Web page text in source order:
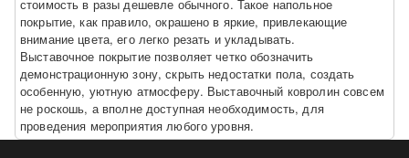
стоимость в разы дешевле обычного. Такое напольное
покрытие, как правило, окрашено в яркие, привлекающие
внимание цвета, его легко резать и укладывать.
Выставочное покрытие позволяет четко обозначить
демонстрационную зону, скрыть недостатки пола, создать
особенную, уютную атмосферу. Выставочный ковролин совсем
не роскошь, а вполне доступная необходимость, для
проведения мероприятия любого уровня.